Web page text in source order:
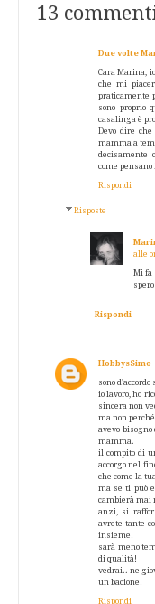
13
Due volte
Cara Marina,
che mi
praticamente
sono proprio
casalinga è
Devo dire
mamma a
decisamente
come
Rispondi
Risposte
alle
Mi fa
Rispondi
HobbysSimo
sono d'accordo
io lavoro, ho
sincera non
ma non
avevo
mamma.
il compito di
accorgo nel
che come la
ma se ti può
cambierà mai
anzi, si
avrete tante
insieme!
sarà meno
di qualità!
vedrai.. ne
un bacione!
Rispondi